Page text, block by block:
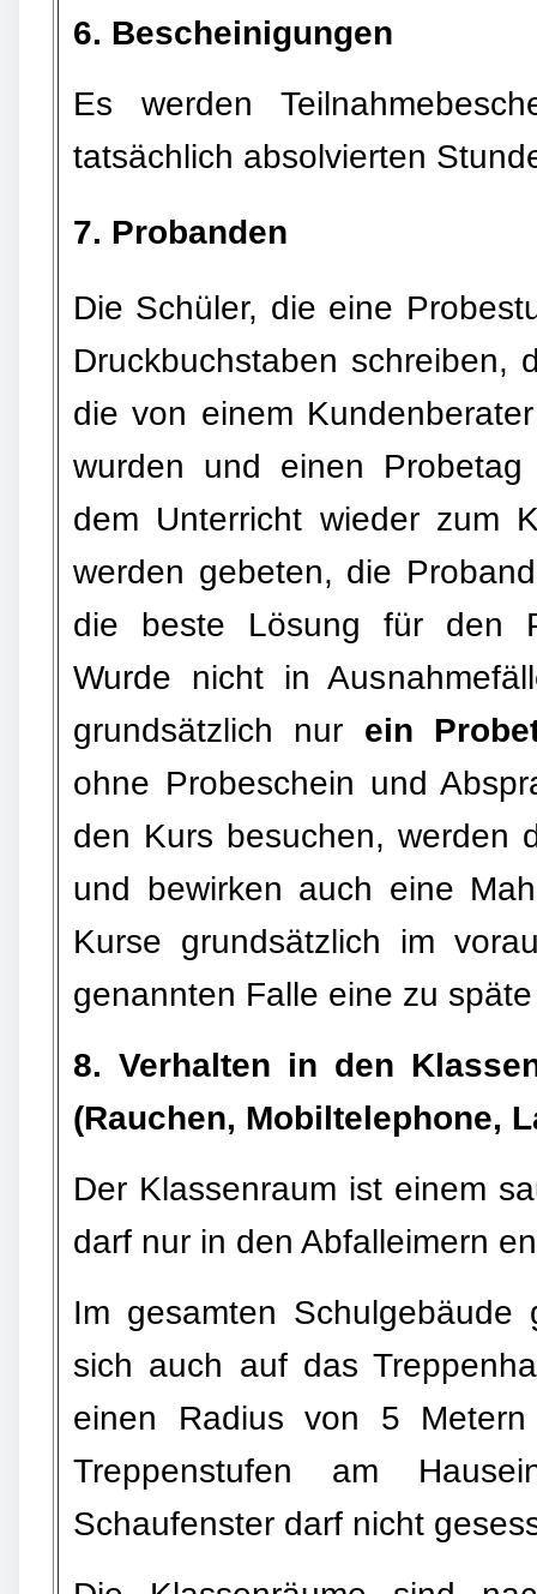
6. Bescheinigungen
Es werden
tatsächlich absolvierten
7. Probanden
Die Schüler, die eine
Druckbuchstaben schreiben,
die von einem
wurden und einen
dem Unterricht wieder zum
werden gebeten, die
die beste Lösung für den
Wurde nicht in
grundsätzlich nur ein
ohne Probeschein und
den Kurs besuchen, werden
und bewirken auch eine
Kurse grundsätzlich im
genannten Falle eine zu
8. Verhalten in den
(Rauchen, Mobiltelephone,
Der Klassenraum ist einem
darf nur in den Abfalleimern
Im gesamten
sich auch auf das
einen Radius von 5
Treppenstufen am
Schaufenster darf nicht